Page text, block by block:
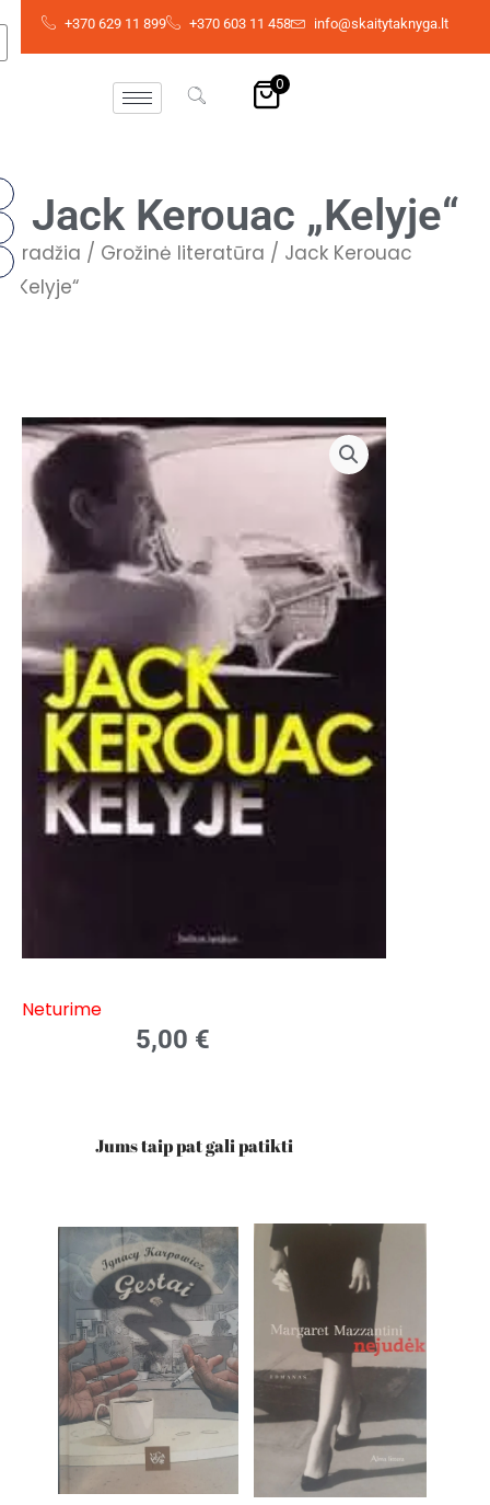
Pereiti
+370 629 11 899 +370 603 11 458 info@skaitytaknyga.lt
0
Jack Kerouac „Kelyje“
Pradžia / Grožinė literatūra / Jack Kerouac
„Kelyje“
Neturime
5,00 €
Jums taip pat gali patikti